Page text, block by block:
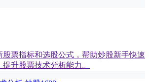
票指标和选股公式，帮助炒股新手快速
升股票技术分析能力。